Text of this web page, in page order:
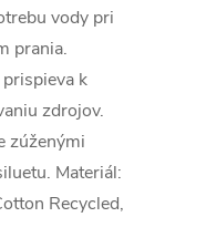
vody pri
prania.
k
zdrojov.
zúženými
Materiál:
Recycled,